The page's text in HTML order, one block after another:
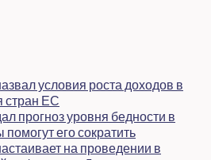
условия роста доходов в
стран ЕС
прогноз уровня бедности в
его сократить
на проведении в